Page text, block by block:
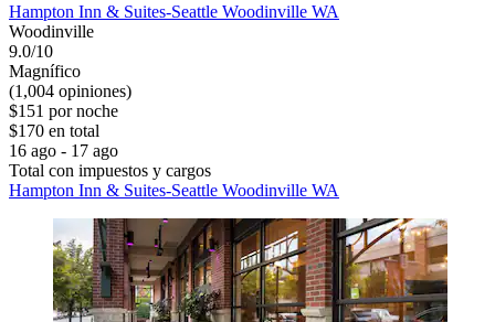
Hampton Inn & Suites-Seattle Woodinville WA
Woodinville
9.0/10
Magnífico
(1,004 opiniones)
$151 por noche
$170 en total
16 ago - 17 ago
Total con impuestos y cargos
Hampton Inn & Suites-Seattle Woodinville WA